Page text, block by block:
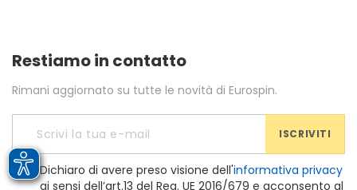
Restiamo in contatto
Rimani aggiornato su tutte le novità di Eurospin.
ISCRIVITI
Dichiaro di avere preso visione dell'informativa privacy
ai sensi dell’art.13 del Reg. UE 2016/679 e acconsento al